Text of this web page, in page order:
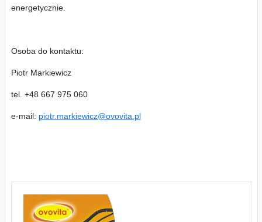
energetycznie.
Osoba do kontaktu:
Piotr Markiewicz
tel. +48 667 975 060
e-mail: piotr.markiewicz@ovovita.pl